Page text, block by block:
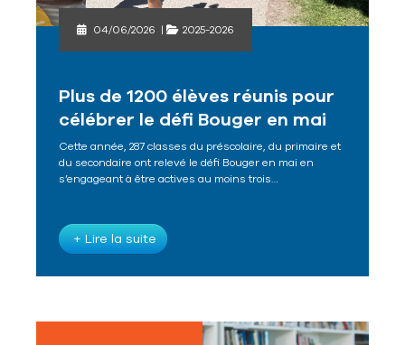
04/06/2026 | 2025-2026
Plus de 1200 élèves réunis pour
célébrer le défi Bouger en mai
Cette année, 287 classes du préscolaire, du primaire et
du secondaire ont relevé le défi Bouger en mai en
s’engageant à être actives au moins trois…
+ Lire la suite